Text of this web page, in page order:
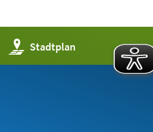
Stadtplan
(Öffnet
in
einem